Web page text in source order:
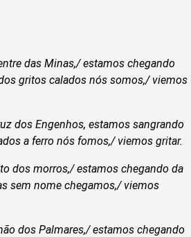
das Minas,/ estamos chegando
gritos calados nós somos,/ viemos
dos Engenhos, estamos sangrando
a ferro nós fomos,/ viemos gritar.
dos morros,/ estamos chegando da
sem nome chegamos,/ viemos
dos Palmares,/ estamos chegando